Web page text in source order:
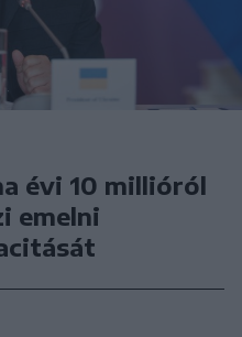
évi 10 millióról
emelni